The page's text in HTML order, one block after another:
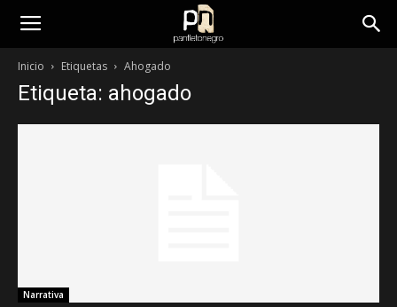
panfletonegro
Inicio Etiquetas Ahogado
Etiqueta: ahogado
Narrativa